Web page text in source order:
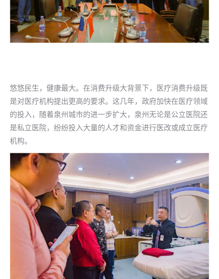
悠悠民生，健康最大。在消费升级大背景下，医疗消费升级既
是对医疗机构提出更高的要求。这几年，政府加快在医疗领域
的投入，随着泉州城市的进一步扩大，泉州无论是公立医院还
是私立医院，纷纷投入大量的人才和资金进行医改或成立医疗
机构。